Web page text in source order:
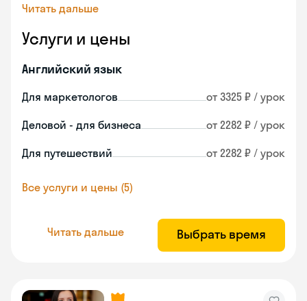
Читать дальше
Услуги и цены
Английский язык
Для маркетологов от 3325 ₽ / урок
Деловой - для бизнеса от 2282 ₽ / урок
Для путешествий от 2282 ₽ / урок
Все услуги и цены (5)
Читать дальше Выбрать время